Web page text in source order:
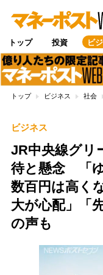
トップ 投資 ビ
トップ ビジネス 社会
ビジネス
JR中央線グリ
待と懸念 「
数百円は高く
大が心配」「
の声も